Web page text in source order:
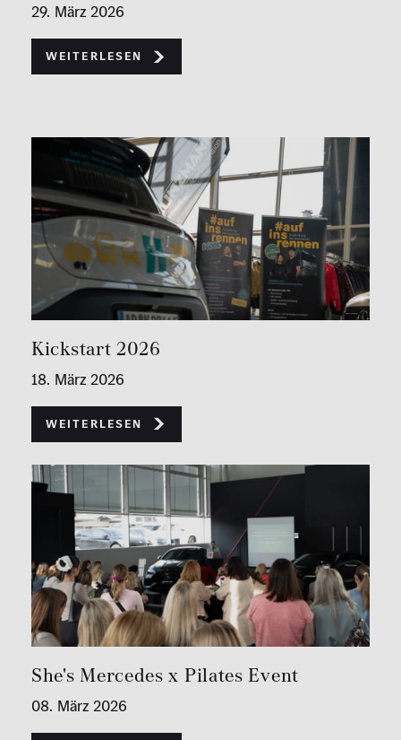
29. März 2026
Weiterlesen
Kickstart 2026
18. März 2026
Weiterlesen
She's Mercedes x Pilates Event
08. März 2026